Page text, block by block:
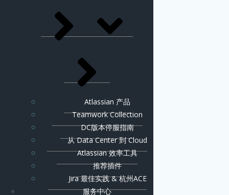
Atlassian 产品
Teamwork Collection
DC版本停服指南
从 Data Center 到 Cloud
Atlassian 效率工具
推荐插件
Jira 最佳实践 & 杭州ACE
服务中心